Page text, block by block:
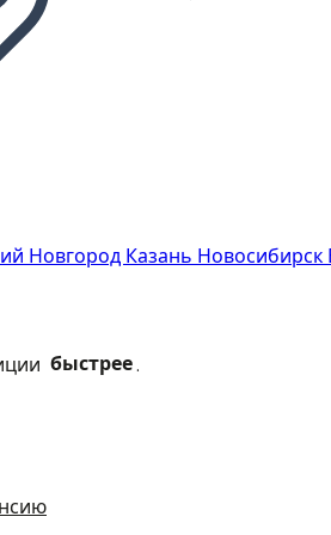
Новгород Казань Новосибирск
быстрее.